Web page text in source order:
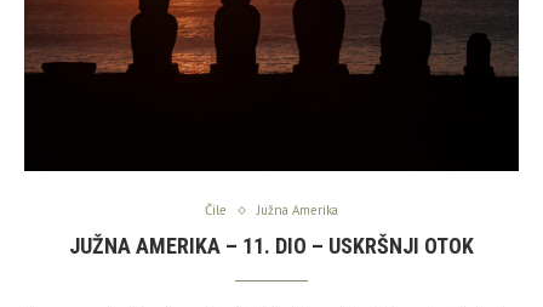
Čile Južna Amerika
JUŽNA AMERIKA – 11. DIO – USKRŠNJI OTOK